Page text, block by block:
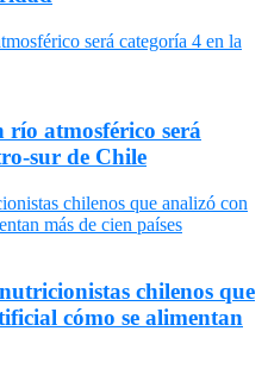
río atmosférico será
sur de Chile
chilenos que
cómo se alimentan